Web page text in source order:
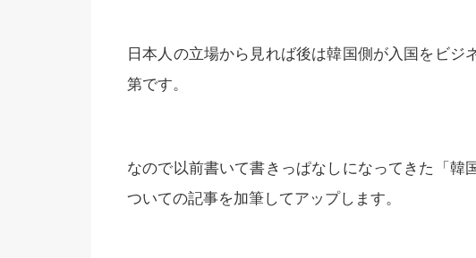
日本人の立場から見れば後は韓国側が入国をビジ
第です。
なので以前書いて書きっぱなしになってきた「韓
ついての記事を加筆してアップします。